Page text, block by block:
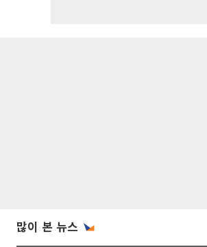
많이 본 뉴스